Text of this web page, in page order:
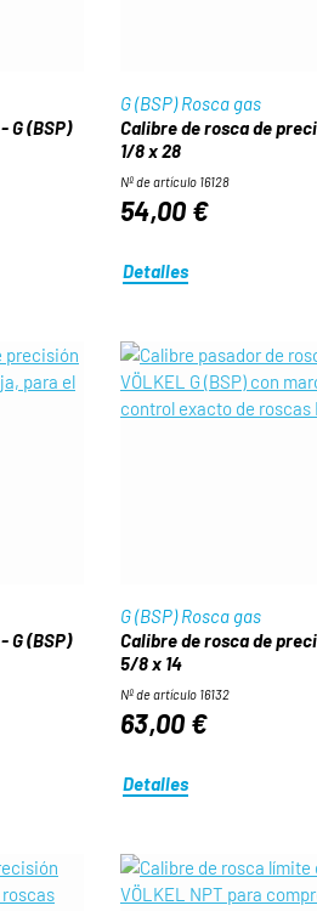
G (BSP)
G (BSP) Rosca gas
Calibre de rosca de
1/8 x 28
Nº de artículo 16128
54,00 €
Detalles
G (BSP)
G (BSP) Rosca gas
Calibre de rosca de
5/8 x 14
Nº de artículo 16132
63,00 €
Detalles